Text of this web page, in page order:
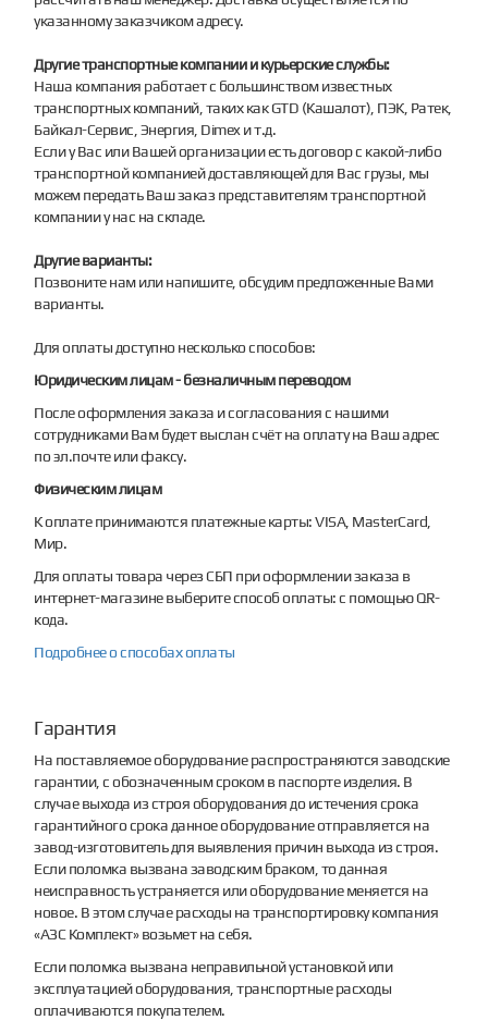
указанному заказчиком адресу.
Другие транспортные компании и курьерские службы:
Наша компания работает с большинством известных
транспортных компаний, таких как GTD (Кашалот), ПЭК, Ратек,
Байкал-Сервис, Энергия, Dimex и т.д.
Если у Вас или Вашей организации есть договор с какой-либо
транспортной компанией доставляющей для Вас грузы, мы
можем передать Ваш заказ представителям транспортной
компании у нас на складе.
Другие варианты:
Позвоните нам или напишите, обсудим предложенные Вами
варианты.
Для оплаты доступно несколько способов:
Юридическим лицам - безналичным переводом
После оформления заказа и согласования с нашими
сотрудниками Вам будет выслан счёт на оплату на Ваш адрес
по эл.почте или факсу.
Физическим лицам
К оплате принимаются платежные карты: VISA, MasterCard,
Мир.
Для оплаты товара через СБП при оформлении заказа в
интернет-магазине выберите способ оплаты: с помощью QR-
кода.
Подробнее о способах оплаты
Гарантия
На поставляемое оборудование распространяются заводские
гарантии, с обозначенным сроком в паспорте изделия. В
случае выхода из строя оборудования до истечения срока
гарантийного срока данное оборудование отправляется на
завод-изготовитель для выявления причин выхода из строя.
Если поломка вызвана заводским браком, то данная
неисправность устраняется или оборудование меняется на
новое. В этом случае расходы на транспортировку компания
«АЗС Комплект» возьмет на себя.
Если поломка вызвана неправильной установкой или
эксплуатацией оборудования, транспортные расходы
оплачиваются покупателем.